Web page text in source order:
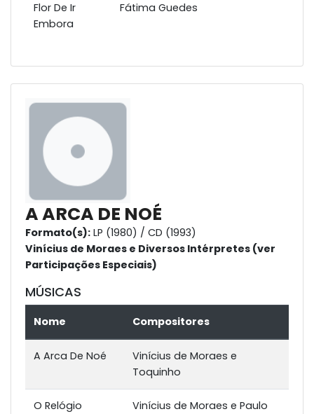
Flor De Ir
Embora
Fátima Guedes
A ARCA DE NOÉ
Formato(s): LP (1980) / CD (1993)
Vinícius de Moraes e Diversos Intérpretes (ver
Participações Especiais)
MÚSICAS
Nome Compositores
A Arca De Noé
Vinícius de Moraes e
Toquinho
O Relógio
Vinícius de Moraes e Paulo